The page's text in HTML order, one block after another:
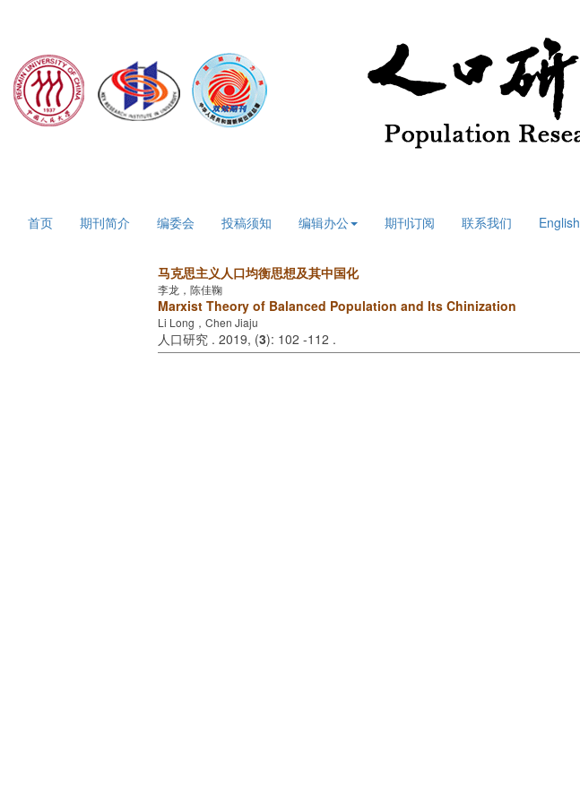
首页 期刊简介 编委会 投稿须知 编辑办公 期刊订阅 联系我们 English
马克思主义人口均衡思想及其中国化
李龙，陈佳鞠
Marxist Theory of Balanced Population and Its Chinization
Li Long，Chen Jiaju
人口研究 . 2019, (3): 102 -112 .